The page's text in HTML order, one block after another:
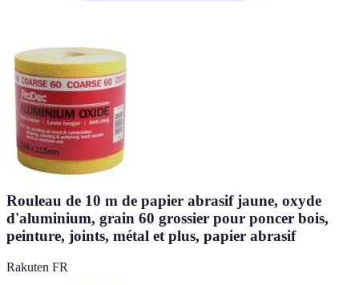
Rouleau de 10 m de papier abrasif jaune, oxyde
d'aluminium, grain 60 grossier pour poncer bois,
peinture, joints, métal et plus, papier abrasif
Rakuten FR